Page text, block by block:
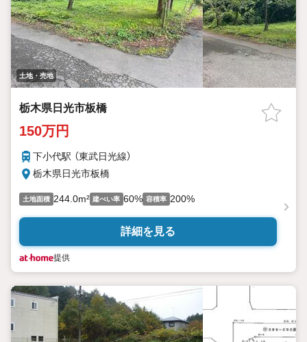
土地・売地
栃木県日光市板橋
150万円
下小代駅 （東武日光線）
栃木県日光市板橋
土地面積 244.0m² 建ぺい率 60% 容積率 200%
詳細を見る
提供